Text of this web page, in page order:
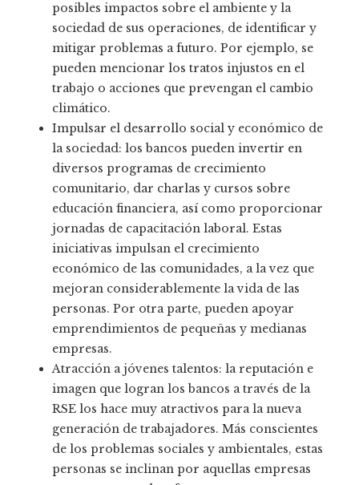
posibles impactos sobre el ambiente y la
sociedad de sus operaciones, de identificar y
mitigar problemas a futuro. Por ejemplo, se
pueden mencionar los tratos injustos en el
trabajo o acciones que prevengan el cambio
climático.
Impulsar el desarrollo social y económico de
la sociedad: los bancos pueden invertir en
diversos programas de crecimiento
comunitario, dar charlas y cursos sobre
educación financiera, así como proporcionar
jornadas de capacitación laboral. Estas
iniciativas impulsan el crecimiento
económico de las comunidades, a la vez que
mejoran considerablemente la vida de las
personas. Por otra parte, pueden apoyar
emprendimientos de pequeñas y medianas
empresas.
Atracción a jóvenes talentos: la reputación e
imagen que logran los bancos a través de la
RSE los hace muy atractivos para la nueva
generación de trabajadores. Más conscientes
de los problemas sociales y ambientales, estas
personas se inclinan por aquellas empresas